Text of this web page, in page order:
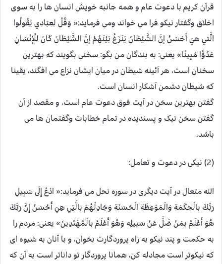
قرآن کریم با دعوت عام و همه جانبه خویش انسان ها را به سوی
اخلاق وگفتار نیکو فرا می خواند ومی فرماید:« وَقُلْ لِعِبَادِي يَقُولُوا
الَّتِي هِيَ أَحْسَنُ إِنَّ الشَّيْطَانَ يَنْزَغُ بَيْنَهُمْ إِنَّ الشَّيْطَانَ كَانَ لِلْإِنْسَانِ
عَدُوًّا مُبِينًا» یعنی: به بندگان من بگو: سخنی بگویند که بهترین
سخنان است، هر آئینه شیطان در میان ایشان نزاع می افگند، یقینا
که شیطان دشمن آشکار انسان است.
گفتن بهترین سخن در آیت فوق دعوت عام است، و مقصد از آن
گفتن سخن نیک و پسندیده در تمام خطابات وگفتمان ها می
باشد.
(2) نیکی در دعوت و تعامل:
الله متعال در آیت دیگری در سوره نحل می فرماید:« ادْعُ إِلَى سَبِيلِ
رَبِّكَ بِالْحِكْمَةِ وَالْمَوْعِظَةِ الْحَسَنَةِ وَجَادِلْهُمْ بِالَّتِي هِيَ أَحْسَنُ إِنَّ رَبَّكَ
هُوَ أَعْلَمُ بِمَنْ ضَلَّ عَنْ سَبِيلِهِ وَهُوَ أَعْلَمُ بِالْمُهْتَدِينَ» یعنی: مردم را
به حکمت و پند نیکو به راه پروردگارت بخوان، و با آنان به شیوه ای
که نیکوتر است مجادله کن، همانا پروردگار تو داناتر است به آن که